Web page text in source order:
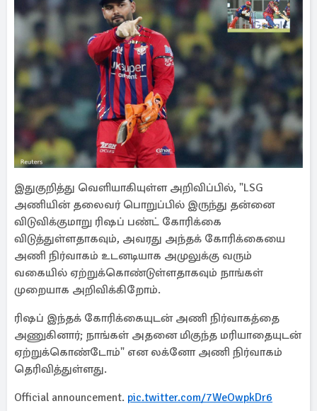
இதுகுறித்து வெளியாகியுள்ள அறிவிப்பில், "LSG
அணியின் தலைவர் பொறுப்பில் இருந்து தன்னை
விடுவிக்குமாறு ரிஷப் பண்ட் கோரிக்கை
விடுத்துள்ளதாகவும், அவரது அந்தக் கோரிக்கையை
அணி நிர்வாகம் உடனடியாக அமுலுக்கு வரும்
வகையில் ஏற்றுக்கொண்டுள்ளதாகவும் நாங்கள்
முறையாக அறிவிக்கிறோம்.
ரிஷப் இந்தக் கோரிக்கையுடன் அணி நிர்வாகத்தை
அணுகினார்; நாங்கள் அதனை மிகுந்த மரியாதையுடன்
ஏற்றுக்கொண்டோம்" என லக்னோ அணி நிர்வாகம்
தெரிவித்துள்ளது.
Official announcement. pic.twitter.com/7WeOwpkDr6